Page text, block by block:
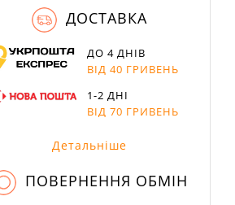
ДОСТАВКА
ДО 4 ДНІВ
ВІД 40 ГРИВЕНЬ
1-2 ДНІ
ВІД 70 ГРИВЕНЬ
Детальніше
ПОВЕРНЕННЯ ОБМІН